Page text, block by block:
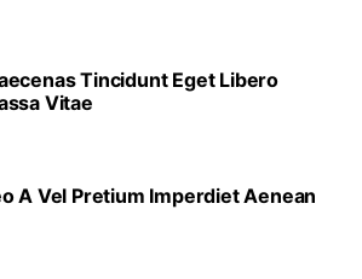
Tincidunt Eget Libero
Vitae
A Vel Pretium Imperdiet Aenean